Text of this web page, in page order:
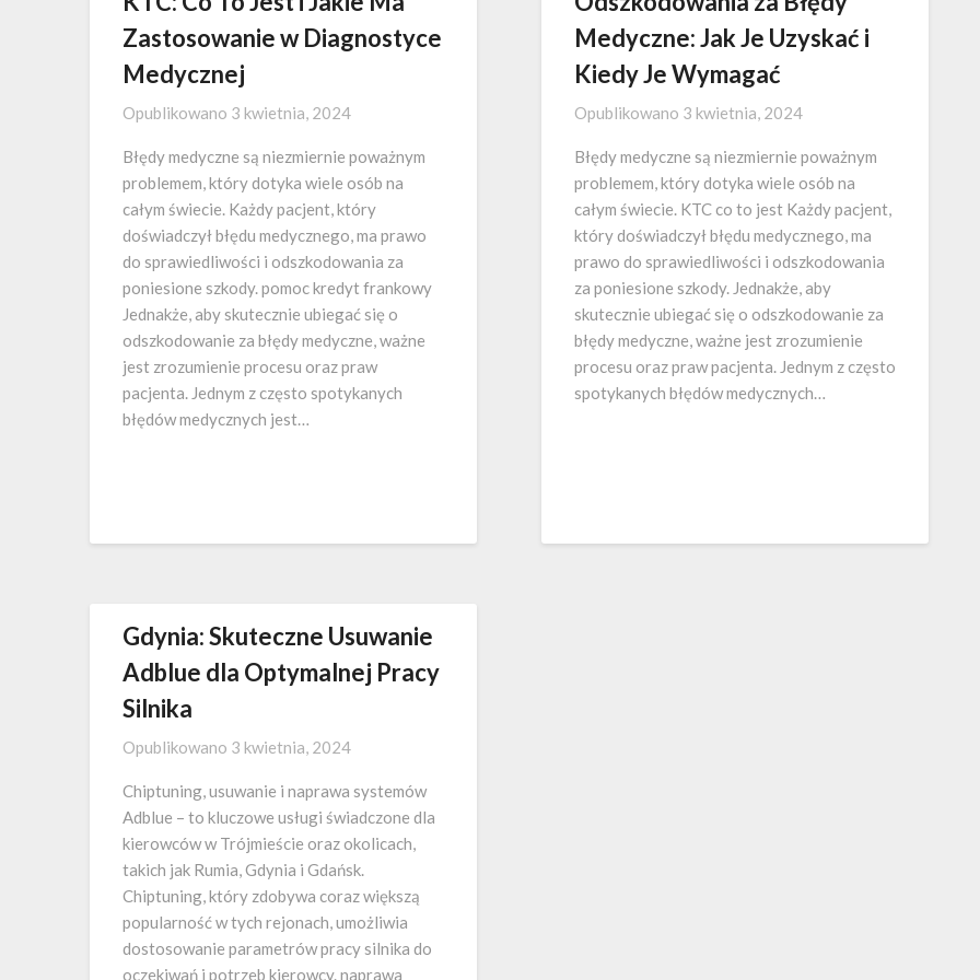
Zastosowanie w Diagnostyce
Medycznej
Opublikowano 3 kwietnia, 2024
Błędy medyczne są niezmiernie poważnym
problemem, który dotyka wiele osób na
całym świecie. Każdy pacjent, który
doświadczył błędu medycznego, ma prawo
do sprawiedliwości i odszkodowania za
poniesione szkody. pomoc kredyt frankowy
Jednakże, aby skutecznie ubiegać się o
odszkodowanie za błędy medyczne, ważne
jest zrozumienie procesu oraz praw
pacjenta. Jednym z często spotykanych
błędów medycznych jest…
Medyczne: Jak Je Uzyskać i
Kiedy Je Wymagać
Opublikowano 3 kwietnia, 2024
Błędy medyczne są niezmiernie poważnym
problemem, który dotyka wiele osób na
całym świecie. KTC co to jest Każdy pacjent,
który doświadczył błędu medycznego, ma
prawo do sprawiedliwości i odszkodowania
za poniesione szkody. Jednakże, aby
skutecznie ubiegać się o odszkodowanie za
błędy medyczne, ważne jest zrozumienie
procesu oraz praw pacjenta. Jednym z często
spotykanych błędów medycznych…
Gdynia: Skuteczne Usuwanie
Adblue dla Optymalnej Pracy
Silnika
Opublikowano 3 kwietnia, 2024
Chiptuning, usuwanie i naprawa systemów
Adblue – to kluczowe usługi świadczone dla
kierowców w Trójmieście oraz okolicach,
takich jak Rumia, Gdynia i Gdańsk.
Chiptuning, który zdobywa coraz większą
popularność w tych rejonach, umożliwia
dostosowanie parametrów pracy silnika do
oczekiwań i potrzeb kierowcy. naprawa